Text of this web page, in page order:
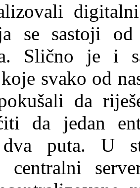
se sastoji od
Slično je i
svako od
da
da jedan
dva puta. U
centralni